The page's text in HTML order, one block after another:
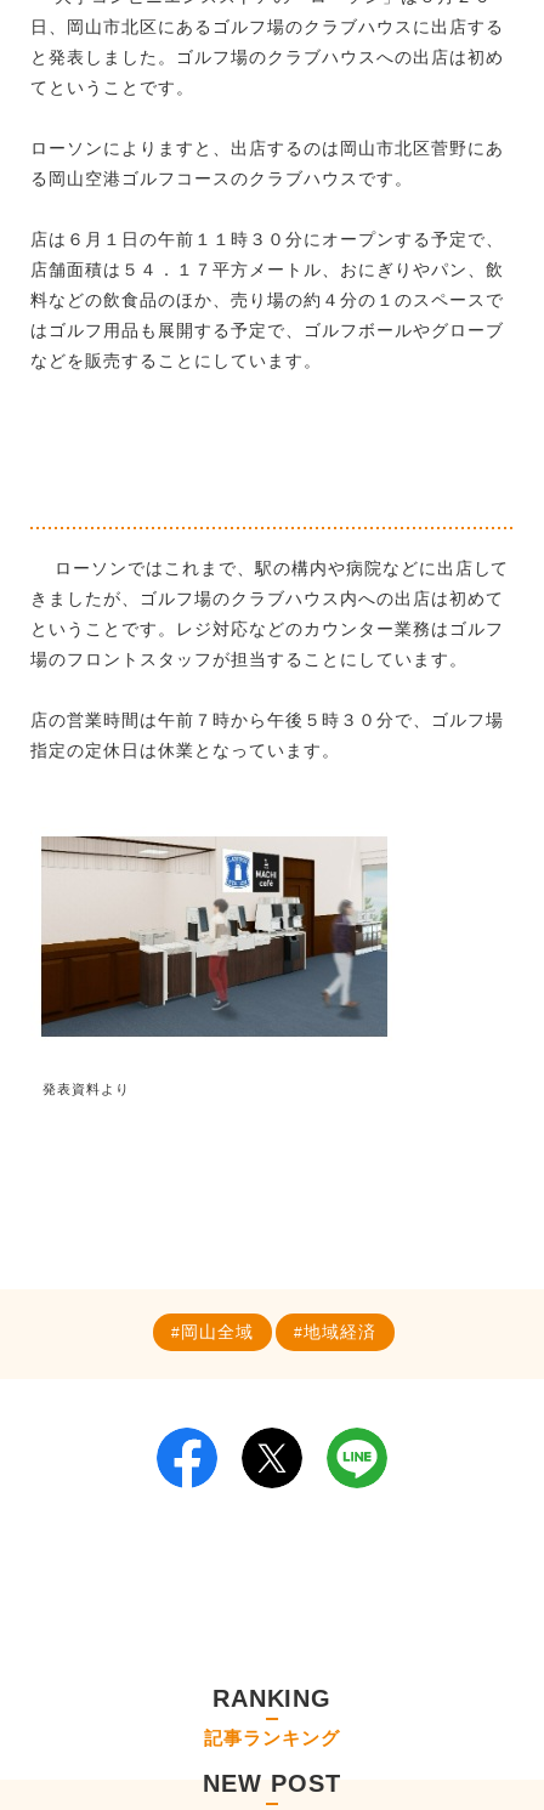
日、岡山市北区にあるゴルフ場のクラブハウスに出店する
と発表しました。ゴルフ場のクラブハウスへの出店は初め
てということです。
ローソンによりますと、出店するのは岡山市北区菅野にあ
る岡山空港ゴルフコースのクラブハウスです。
店は６月１日の午前１１時３０分にオープンする予定で、
店舗面積は５４．１７平方メートル、おにぎりやパン、飲
料などの飲食品のほか、売り場の約４分の１のスペースで
はゴルフ用品も展開する予定で、ゴルフボールやグローブ
などを販売することにしています。
ローソンではこれまで、駅の構内や病院などに出店して
きましたが、ゴルフ場のクラブハウス内への出店は初めて
ということです。レジ対応などのカウンター業務はゴルフ
場のフロントスタッフが担当することにしています。
店の営業時間は午前７時から午後５時３０分で、ゴルフ場
指定の定休日は休業となっています。
発表資料より
岡山全域 地域経済
RANKING
記事ランキング
NEW POST